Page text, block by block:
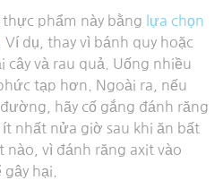
phẩm này bằng
lựa chọn
. Ví dụ, thay vì bánh quy hoặc
cây và rau quả. Uống nhiều
tạp hơn. Ngoài ra, nếu
hãy cố gắng đánh răng
nhất nửa giờ sau khi ăn bất
nào, vì đánh răng axit vào
hại.